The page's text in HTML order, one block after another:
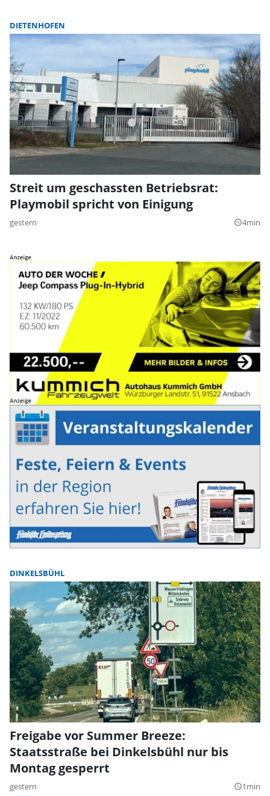
DIETENHOFEN
Streit um geschassten Betriebsrat:
Playmobil spricht von Einigung
gestern query_builder4min
DINKELSBÜHL
Freigabe vor Summer Breeze:
Staatsstraße bei Dinkelsbühl nur bis
Montag gesperrt
gestern query_builder1min